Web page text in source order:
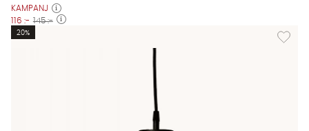
KAMPANJ
116 :- 145 :-
Lägg
20%